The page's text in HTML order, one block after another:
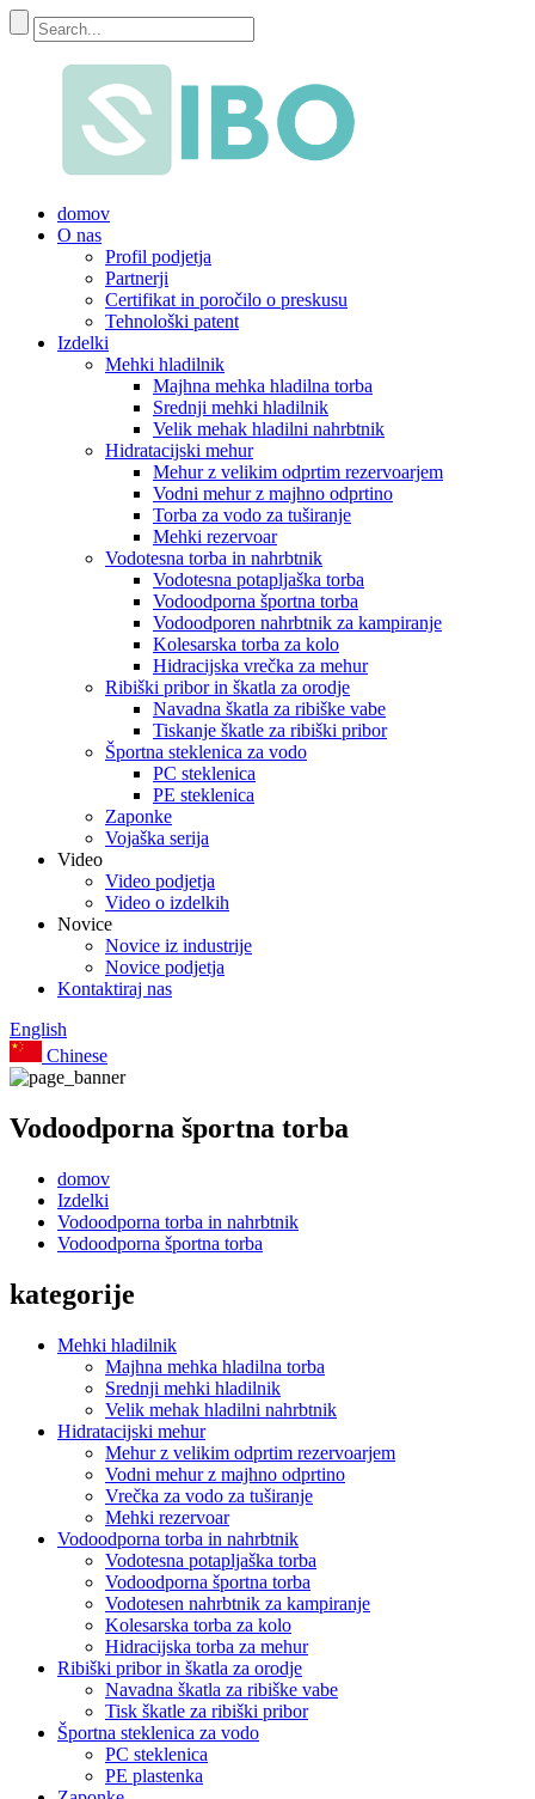
domov
O nas
Profil podjetja
Partnerji
Certifikat in poročilo o preskusu
Tehnološki patent
Izdelki
Mehki hladilnik
Majhna mehka hladilna torba
Srednji mehki hladilnik
Velik mehak hladilni nahrbtnik
Hidratacijski mehur
Mehur z velikim odprtim rezervoarjem
Vodni mehur z majhno odprtino
Torba za vodo za tuširanje
Mehki rezervoar
Vodotesna torba in nahrbtnik
Vodotesna potapljaška torba
Vodoodporna športna torba
Vodoodporen nahrbtnik za kampiranje
Kolesarska torba za kolo
Hidracijska vrečka za mehur
Ribiški pribor in škatla za orodje
Navadna škatla za ribiške vabe
Tiskanje škatle za ribiški pribor
Športna steklenica za vodo
PC steklenica
PE steklenica
Zaponke
Vojaška serija
Video
Video podjetja
Video o izdelkih
Novice
Novice iz industrije
Novice podjetja
Kontaktiraj nas
English
Chinese
Vodoodporna športna torba
domov
Izdelki
Vodoodporna torba in nahrbtnik
Vodoodporna športna torba
kategorije
Mehki hladilnik
Majhna mehka hladilna torba
Srednji mehki hladilnik
Velik mehak hladilni nahrbtnik
Hidratacijski mehur
Mehur z velikim odprtim rezervoarjem
Vodni mehur z majhno odprtino
Vrečka za vodo za tuširanje
Mehki rezervoar
Vodoodporna torba in nahrbtnik
Vodotesna potapljaška torba
Vodoodporna športna torba
Vodotesen nahrbtnik za kampiranje
Kolesarska torba za kolo
Hidracijska torba za mehur
Ribiški pribor in škatla za orodje
Navadna škatla za ribiške vabe
Tisk škatle za ribiški pribor
Športna steklenica za vodo
PC steklenica
PE plastenka